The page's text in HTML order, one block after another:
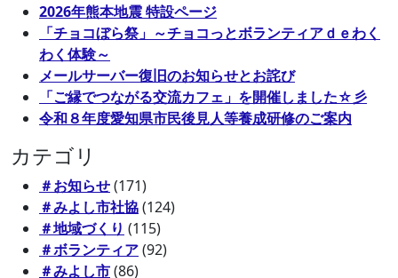
2026年熊本地震 特設ページ
「チョコぼら祭」～チョコっとボランティアｄｅわく
わく体験～
メールサーバー復旧のお知らせとお詫び
「ご縁でつながる交流カフェ」を開催しました☆彡
令和８年度愛知県市民後見人等養成研修のご案内
カテゴリ
＃お知らせ(171)
＃みよし市社協(124)
＃地域づくり (115)
＃ボランティア(92)
＃みよし市(86)